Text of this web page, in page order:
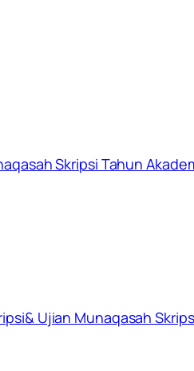
Skripsi Tahun
Ujian Munaqasah